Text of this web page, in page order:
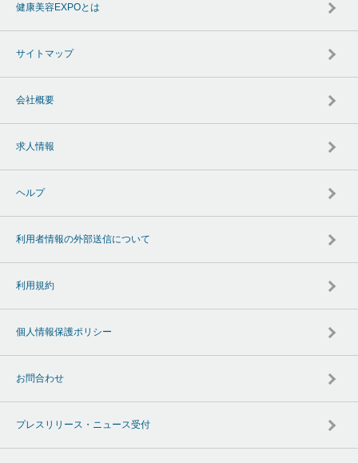
健康美容EXPOとは
サイトマップ
会社概要
求人情報
ヘルプ
利用者情報の外部送信について
利用規約
個人情報保護ポリシー
お問合わせ
プレスリリース・ニュース受付